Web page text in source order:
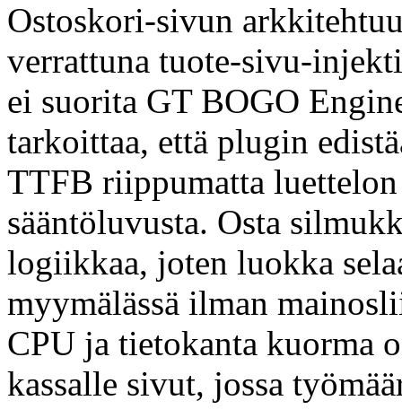
Ostoskori-sivun
verrattuna tuote-sivu-
ei suorita GT BOGO
tarkoittaa, että plugin
TTFB riippumatta
sääntöluvusta. Osta
logiikkaa, joten luokka
myymälässä ilman
CPU ja tietokanta kuorma
kassalle sivut, jossa